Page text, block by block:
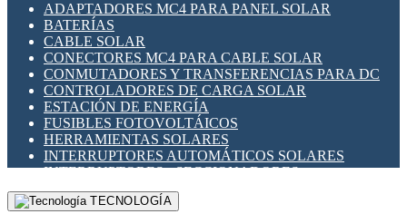
ADAPTADORES MC4 PARA PANEL SOLAR
BATERÍAS
CABLE SOLAR
CONECTORES MC4 PARA CABLE SOLAR
CONMUTADORES Y TRANSFERENCIAS PARA DC
CONTROLADORES DE CARGA SOLAR
ESTACIÓN DE ENERGÍA
FUSIBLES FOTOVOLTÁICOS
HERRAMIENTAS SOLARES
INTERRUPTORES AUTOMÁTICOS SOLARES
INTERRUPTORES - SECCIONADORES
FOTOVOLTÁICOS
MONTAJE PANEL SOLAR
TECNOLOGÍA